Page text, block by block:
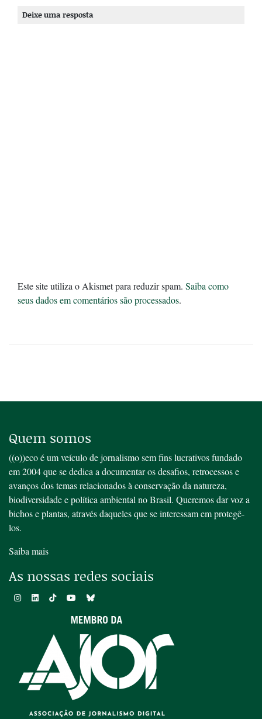
Deixe uma resposta
Este site utiliza o Akismet para reduzir spam. Saiba como
seus dados em comentários são processados.
Quem somos
((o))eco é um veículo de jornalismo sem fins lucrativos fundado
em 2004 que se dedica a documentar os desafios, retrocessos e
avanços dos temas relacionados à conservação da natureza,
biodiversidade e política ambiental no Brasil. Queremos dar voz a
bichos e plantas, através daqueles que se interessam em protegê-
los.
Saiba mais
As nossas redes sociais